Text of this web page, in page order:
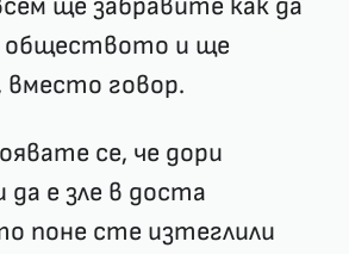
ще забравите как да
обществото и ще
вместо говор.
се, че дори
е зле в доста
поне сте изтеглили